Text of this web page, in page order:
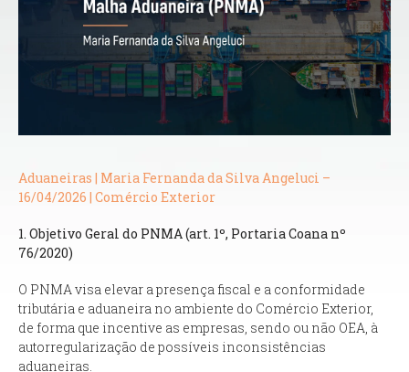
Aduaneiras | Maria Fernanda da Silva Angeluci –
16/04/2026 | Comércio Exterior
1. Objetivo Geral do PNMA (art. 1º, Portaria Coana nº
76/2020)
O PNMA visa elevar a presença fiscal e a conformidade
tributária e aduaneira no ambiente do Comércio Exterior,
de forma que incentive as empresas, sendo ou não OEA, à
autorregularização de possíveis inconsistências
aduaneiras.